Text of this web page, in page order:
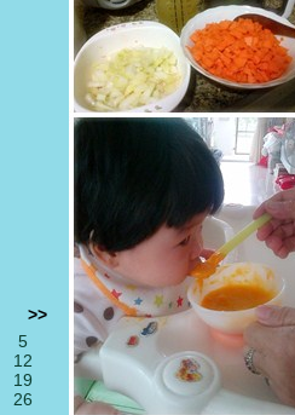
>>
5
12
19
26